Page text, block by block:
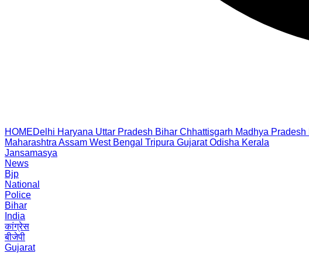
HOMEDelhi Haryana Uttar Pradesh Bihar Chhattisgarh Madhya Pradesh
Maharashtra Assam West Bengal Tripura Gujarat Odisha Kerala
Jansamasya
News
Bjp
National
Police
Bihar
India
कांग्रेस
बीजेपी
Gujarat